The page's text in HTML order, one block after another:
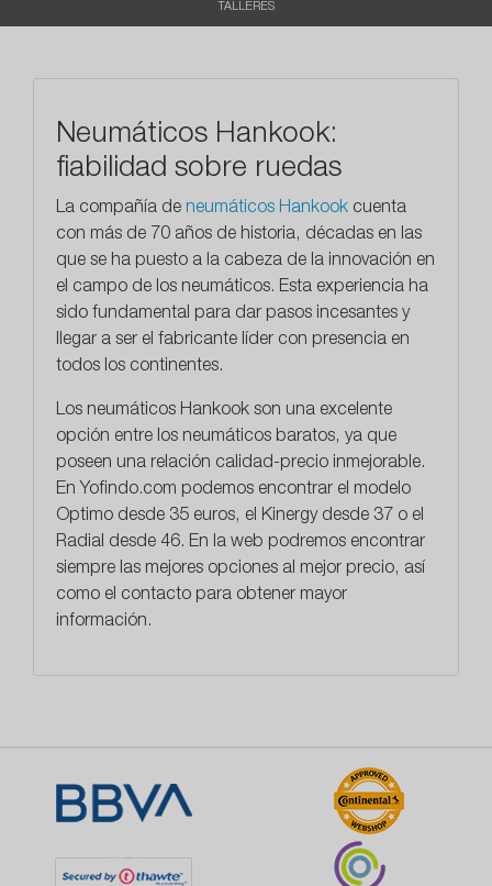
TALLERES
Neumáticos Hankook:
fiabilidad sobre ruedas
La compañía de neumáticos Hankook cuenta
con más de 70 años de historia, décadas en las
que se ha puesto a la cabeza de la innovación en
el campo de los neumáticos. Esta experiencia ha
sido fundamental para dar pasos incesantes y
llegar a ser el fabricante líder con presencia en
todos los continentes.
Los neumáticos Hankook son una excelente
opción entre los neumáticos baratos, ya que
poseen una relación calidad-precio inmejorable.
En Yofindo.com podemos encontrar el modelo
Optimo desde 35 euros, el Kinergy desde 37 o el
Radial desde 46. En la web podremos encontrar
siempre las mejores opciones al mejor precio, así
como el contacto para obtener mayor
información.